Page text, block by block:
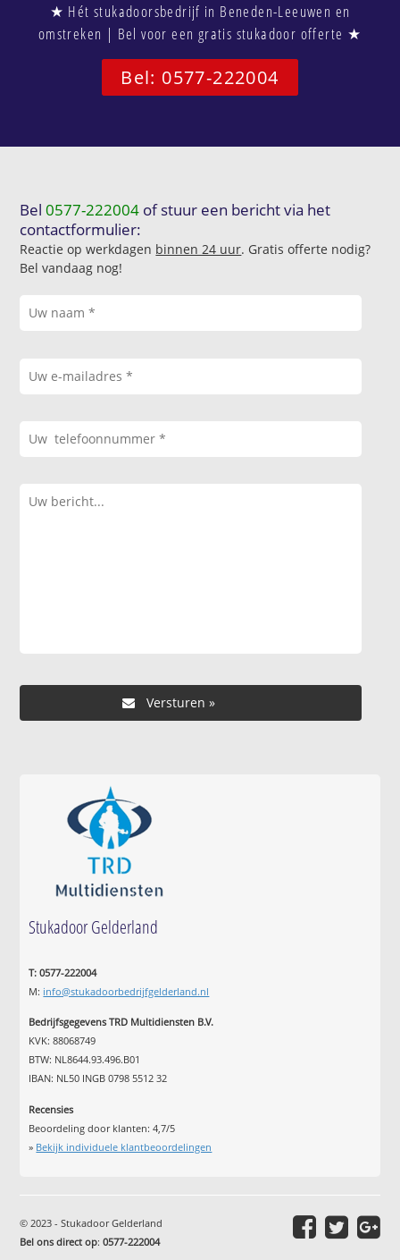
★ Hét stukadoorsbedrijf in Beneden-Leeuwen en
omstreken | Bel voor een gratis stukadoor offerte ★
Bel: 0577-222004
Bel0577-222004 of stuur een bericht via het
contactformulier:
Reactie op werkdagen binnen 24 uur. Gratis offerte nodig?
Bel vandaag nog!
Stukadoor Gelderland
T: 0577-222004
M: info@stukadoorbedrijfgelderland.nl
Bedrijfsgegevens TRD Multidiensten B.V.
KVK: 88068749
BTW: NL8644.93.496.B01
IBAN: NL50 INGB 0798 5512 32
Recensies
Beoordeling door klanten:4,7/5
» Bekijk individuele klantbeoordelingen
© 2023 - Stukadoor Gelderland
Bel ons direct op:0577-222004